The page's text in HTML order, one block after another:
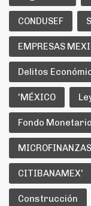
CONDUSEF
EMPRESAS
Delitos
'MÉXICO
Fondo
MICROFINANZAS
CITIBANAMEX'
Construcción